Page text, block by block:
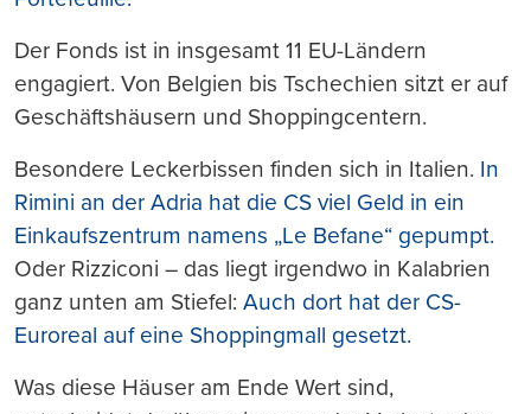
Der Fonds ist in insgesamt 11 EU-Ländern
engagiert. Von Belgien bis Tschechien sitzt er auf
Geschäftshäusern und Shoppingcentern.
Besondere Leckerbissen finden sich in Italien. In
Rimini an der Adria hat die CS viel Geld in ein
Einkaufszentrum namens „Le Befane“ gepumpt.
Oder Rizziconi – das liegt irgendwo in Kalabrien
ganz unten am Stiefel: Auch dort hat der CS-
Euroreal auf eine Shoppingmall gesetzt.
Was diese Häuser am Ende Wert sind,